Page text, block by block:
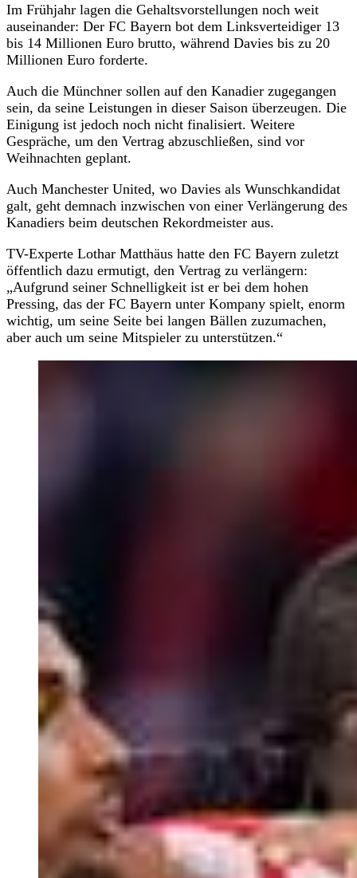
Im Frühjahr lagen die Gehaltsvorstellungen noch weit
auseinander: Der FC Bayern bot dem Linksverteidiger 13
bis 14 Millionen Euro brutto, während Davies bis zu 20
Millionen Euro forderte.
Auch die Münchner sollen auf den Kanadier zugegangen
sein, da seine Leistungen in dieser Saison überzeugen. Die
Einigung ist jedoch noch nicht finalisiert. Weitere
Gespräche, um den Vertrag abzuschließen, sind vor
Weihnachten geplant.
Auch Manchester United, wo Davies als Wunschkandidat
galt, geht demnach inzwischen von einer Verlängerung des
Kanadiers beim deutschen Rekordmeister aus.
TV-Experte Lothar Matthäus hatte den FC Bayern zuletzt
öffentlich dazu ermutigt, den Vertrag zu verlängern:
„Aufgrund seiner Schnelligkeit ist er bei dem hohen
Pressing, das der FC Bayern unter Kompany spielt, enorm
wichtig, um seine Seite bei langen Bällen zuzumachen,
aber auch um seine Mitspieler zu unterstützen.“